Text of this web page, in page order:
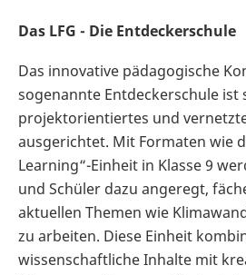
Das LFG - Die Entdeckerschule
Das innovative pädagogische
sogenannte Entdeckerschule ist
projektorientiertes und
ausgerichtet. Mit Formaten wie
Learning“-Einheit in Klasse 9
und Schüler dazu angeregt,
aktuellen Themen wie
zu arbeiten. Diese Einheit
wissenschaftliche Inhalte mit